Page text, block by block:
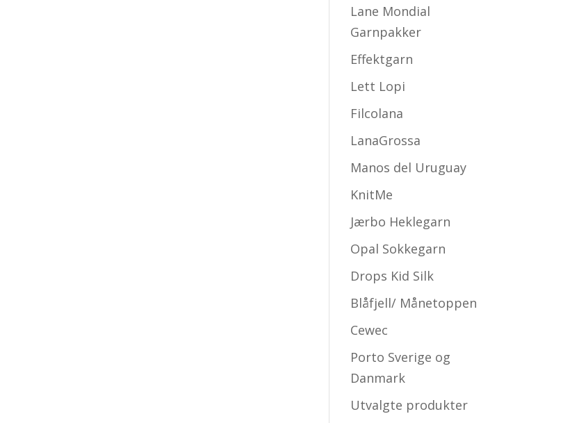
Lane Mondial
Garnpakker
Effektgarn
Lett Lopi
Filcolana
LanaGrossa
Manos del Uruguay
KnitMe
Jærbo Heklegarn
Opal Sokkegarn
Drops Kid Silk
Blåfjell/ Månetoppen
Cewec
Porto Sverige og
Danmark
Utvalgte produkter